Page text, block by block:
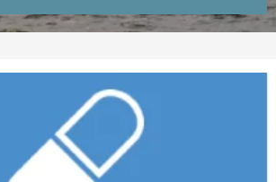
på fast medicin via nedenstående
, på app´enMin Læge